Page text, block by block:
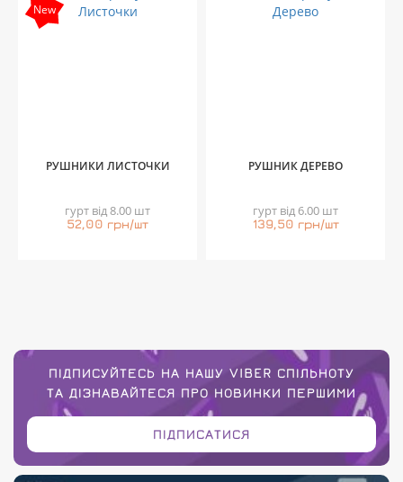
New
РУШНИКИ ЛИСТОЧКИ
гурт від 8.00 шт
52,00 грн/шт
РУШНИК ДЕРЕВО
гурт від 6.00 шт
139,50 грн/шт
ПІДПИСУЙТЕСЬ НА НАШУ VIBER СПІЛЬНОТУ
ТА ДІЗНАВАЙТЕСЯ ПРО НОВИНКИ ПЕРШИМИ
ПІДПИСАТИСЯ